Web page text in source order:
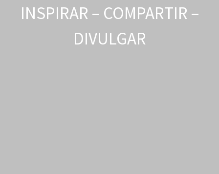
INSPIRAR – COMPARTIR –
DIVULGAR